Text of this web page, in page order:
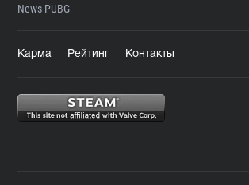
News PUBG
Карма Рейтинг Контакты